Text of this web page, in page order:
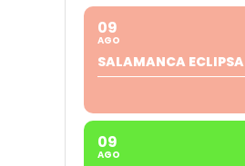
09
AGO
SALAMANCA ECLIPSA
09
AGO